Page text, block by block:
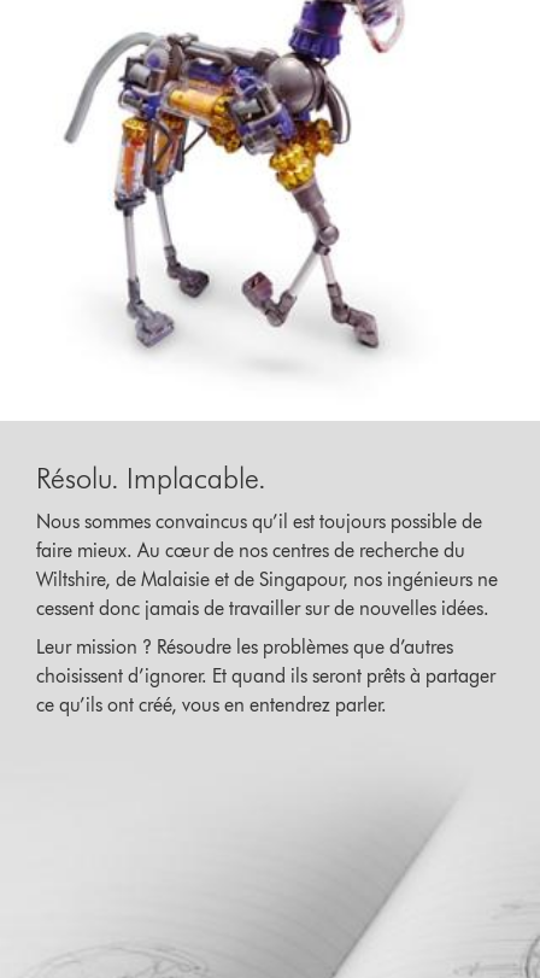
Résolu. Implacable.
Nous sommes convaincus qu’il est toujours possible de
faire mieux. Au cœur de nos centres de recherche du
Wiltshire, de Malaisie et de Singapour, nos ingénieurs ne
cessent donc jamais de travailler sur de nouvelles idées.
Leur mission ? Résoudre les problèmes que d’autres
choisissent d’ignorer. Et quand ils seront prêts à partager
ce qu’ils ont créé, vous en entendrez parler.